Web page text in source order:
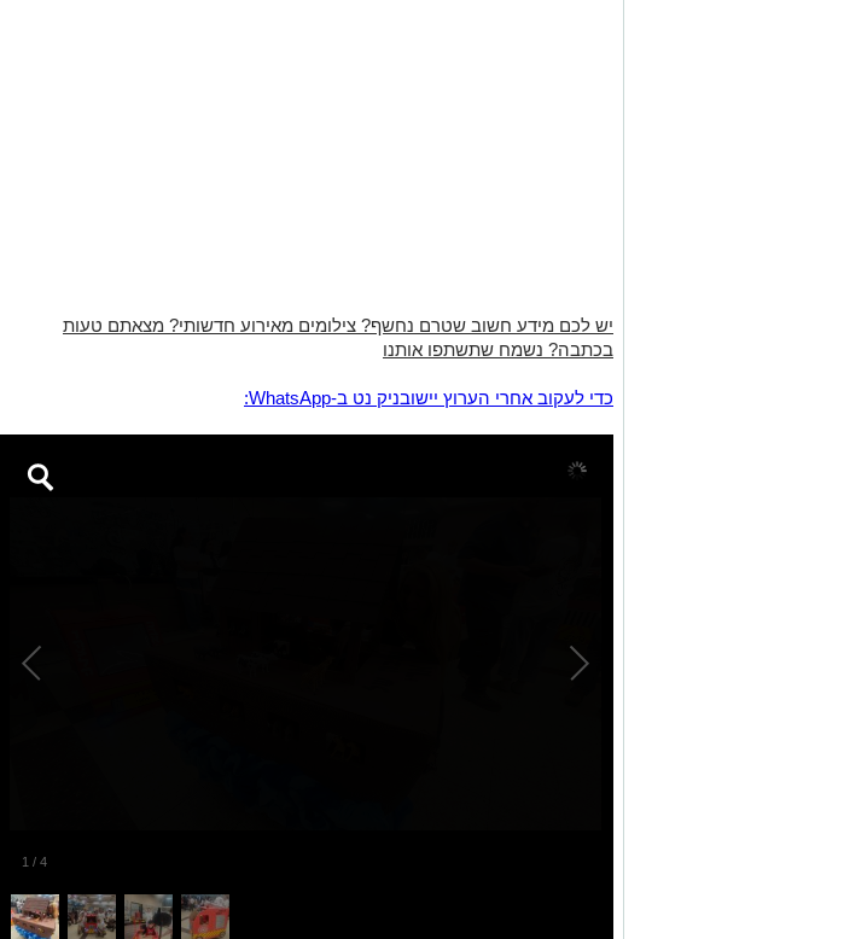
יש לכם מידע חשוב שטרם נחשף? צילומים מאירוע חדשותי? מצאתם טעות
בכתבה? נשמח שתשתפו אותנו
‏כדי לעקוב אחרי הערוץ יישובניק נט ב-WhatsApp:‏‏‏
1 / 4